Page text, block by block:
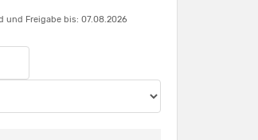
und Freigabe bis: 07.08.2026